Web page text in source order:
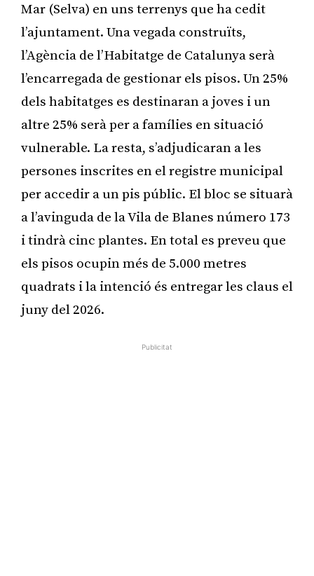
Mar (Selva) en uns terrenys que ha cedit
l’ajuntament. Una vegada construïts,
l’Agència de l’Habitatge de Catalunya serà
l’encarregada de gestionar els pisos. Un 25%
dels habitatges es destinaran a joves i un
altre 25% serà per a famílies en situació
vulnerable. La resta, s’adjudicaran a les
persones inscrites en el registre municipal
per accedir a un pis públic. El bloc se situarà
a l’avinguda de la Vila de Blanes número 173
i tindrà cinc plantes. En total es preveu que
els pisos ocupin més de 5.000 metres
quadrats i la intenció és entregar les claus el
juny del 2026.
Publicitat